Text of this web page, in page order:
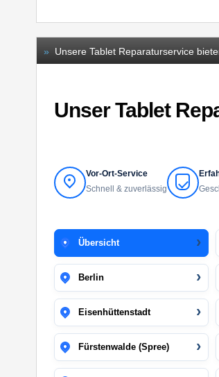
» Unsere Tablet Reparaturservice
Unser Tablet
Vor-Ort-Service
Schnell & zuverlässig
Übersicht
Berlin
Eisenhüttenstadt
Fürstenwalde (Spree)